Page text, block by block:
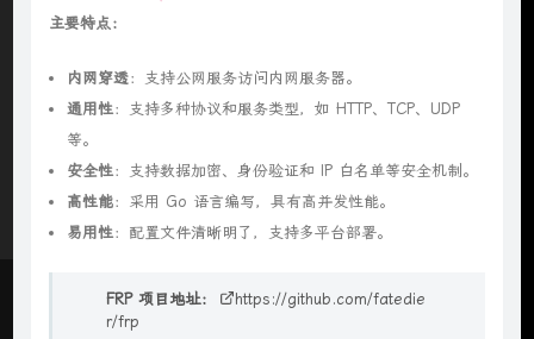
主要特点：
内网穿透：支持公网服务访问内网服务器。
通用性：支持多种协议和服务类型，如 HTTP、TCP、UDP
等。
安全性：支持数据加密、身份验证和 IP 白名单等安全机制。
高性能：采用 Go 语言编写，具有高并发性能。
易用性：配置文件清晰明了，支持多平台部署。
FRP 项目地址：
https://github.com/fatedie
r/frp